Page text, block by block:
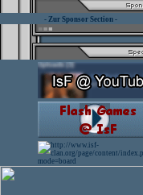
- Zur Sponsor Section -